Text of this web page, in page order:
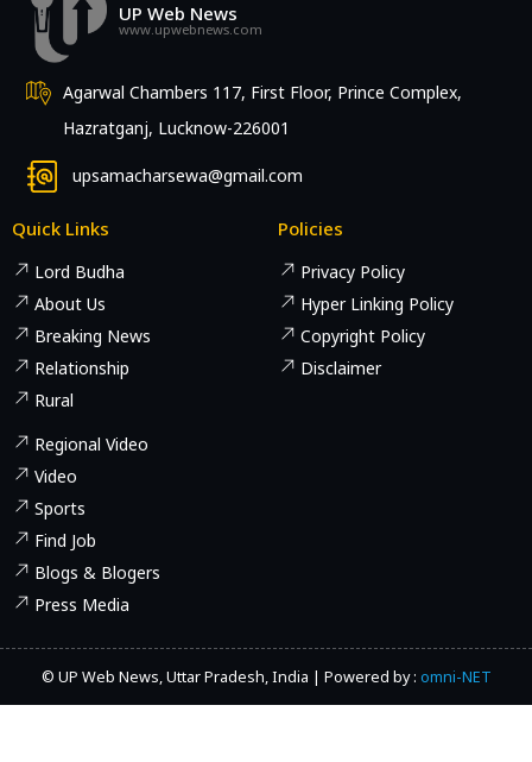
UP Web News
www.upwebnews.com
Agarwal Chambers 117, First Floor, Prince Complex,
Hazratganj, Lucknow-226001
upsamacharsewa@gmail.com
Quick Links
Lord Budha
About Us
Breaking News
Relationship
Rural
Regional Video
Video
Sports
Find Job
Blogs & Blogers
Press Media
Policies
Privacy Policy
Hyper Linking Policy
Copyright Policy
Disclaimer
© UP Web News, Uttar Pradesh, India | Powered by : omni-NET